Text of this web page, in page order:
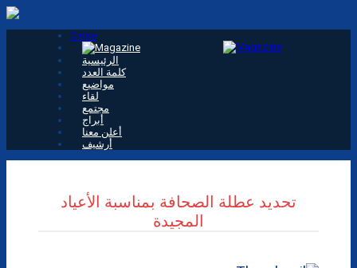
Close
الرئيسية
كلمة العدد
مواضيع
لقاء
مجتمع
أبراج
أعلن معنا
أرشيف
تحديد عطلة الصحافة بمناسبة الأعياد
المجيدة